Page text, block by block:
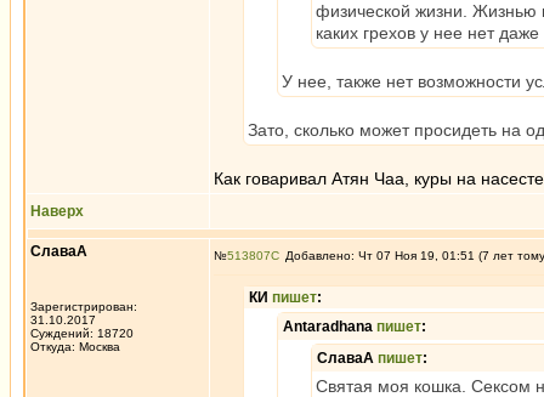
физической жизни. Жизнью
каких грехов у нее нет
У нее, также нет возможности
Зато, сколько может просидеть на
Как говаривал Атян Чаа, куры на
Наверх
СлаваА
Зарегистрирован:
31.10.2017
Суждений: 18720
Откуда: Москва
№513807 Добавлено: Чт 07 Ноя 19, 01:51 (7 лет
КИ пишет:
Antaradhana пишет:
СлаваА пишет:
Святая моя кошка. Сексом